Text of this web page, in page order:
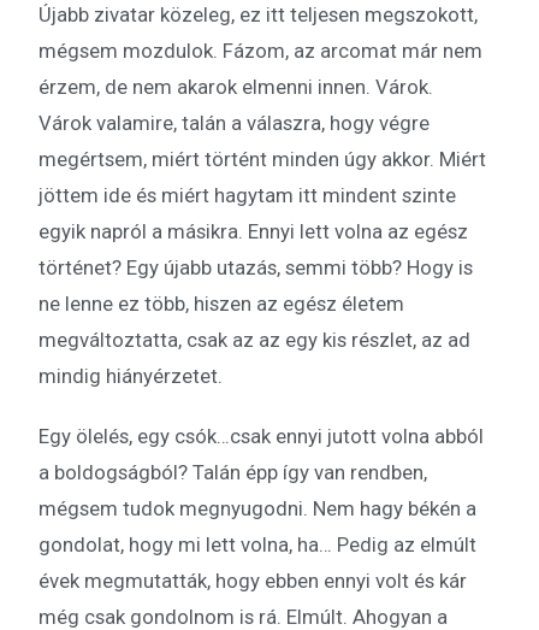
Újabb zivatar közeleg, ez itt teljesen megszokott,
mégsem mozdulok. Fázom, az arcomat már nem
érzem, de nem akarok elmenni innen. Várok.
Várok valamire, talán a válaszra, hogy végre
megértsem, miért történt minden úgy akkor. Miért
jöttem ide és miért hagytam itt mindent szinte
egyik napról a másikra. Ennyi lett volna az egész
történet? Egy újabb utazás, semmi több? Hogy is
ne lenne ez több, hiszen az egész életem
megváltoztatta, csak az az egy kis részlet, az ad
mindig hiányérzetet.
Egy ölelés, egy csók…csak ennyi jutott volna abból
a boldogságból? Talán épp így van rendben,
mégsem tudok megnyugodni. Nem hagy békén a
gondolat, hogy mi lett volna, ha… Pedig az elmúlt
évek megmutatták, hogy ebben ennyi volt és kár
még csak gondolnom is rá. Elmúlt. Ahogyan a